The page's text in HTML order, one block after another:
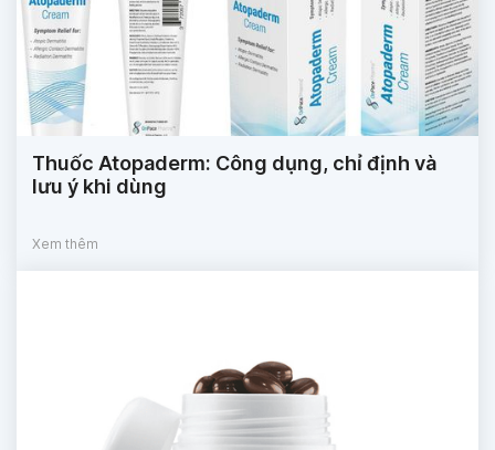
Thuốc Atopaderm: Công dụng, chỉ định và
lưu ý khi dùng
Xem thêm